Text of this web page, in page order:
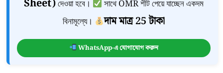
Sheet)দেওয়া হবে।
সাথে OMR শীট পেয়ে যাচ্ছেন একদম
বিনামূল্যে।
দাম মাত্র 25 টাকা
WhatsApp-এ যোগাযোগ করুন